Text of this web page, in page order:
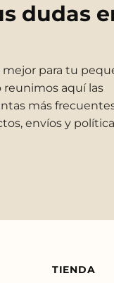
dudas
mejor para tu
reunimos aquí las
más
envíos y
TIENDA